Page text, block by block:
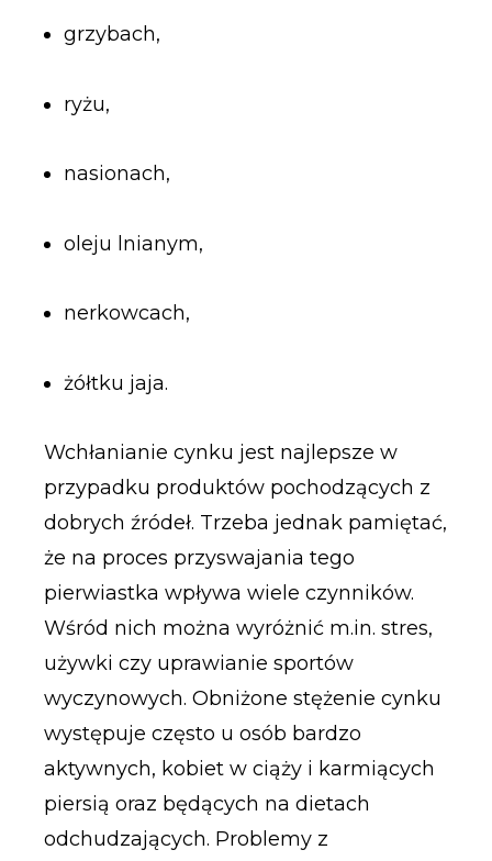
grzybach,
ryżu,
nasionach,
oleju lnianym,
nerkowcach,
żółtku jaja.
Wchłanianie cynku jest najlepsze w
przypadku produktów pochodzących z
dobrych źródeł. Trzeba jednak pamiętać,
że na proces przyswajania tego
pierwiastka wpływa wiele czynników.
Wśród nich można wyróżnić m.in. stres,
używki czy uprawianie sportów
wyczynowych. Obniżone stężenie cynku
występuje często u osób bardzo
aktywnych, kobiet w ciąży i karmiących
piersią oraz będących na dietach
odchudzających. Problemy z